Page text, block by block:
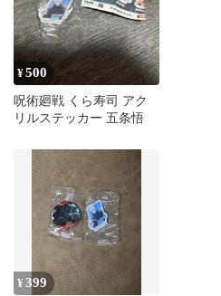
¥500
呪術廻戦 くら寿司 アク
リルステッカー 五条悟
¥399